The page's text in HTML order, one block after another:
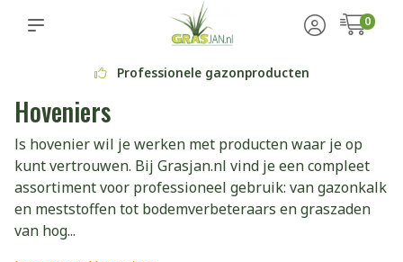
0
Professionele gazonproducten
Hoveniers
ls hovenier wil je werken met producten waar je op
kunt vertrouwen. Bij Grasjan.nl vind je een compleet
assortiment voor professioneel gebruik: van gazonkalk
en meststoffen tot bodemverbeteraars en graszaden
van hog...